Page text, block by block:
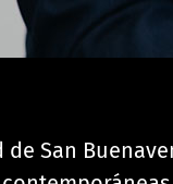
de San